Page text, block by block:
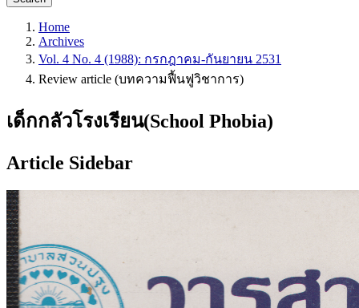
Home
Archives
Vol. 4 No. 4 (1988): กรกฎาคม-กันยายน 2531
Review article (บทความฟื้นฟูวิชาการ)
เด็กกลัวโรงเรียน(School Phobia)
Article Sidebar